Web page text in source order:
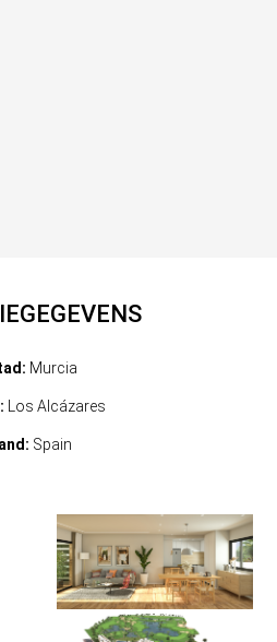
Murcia
Los Alcázares
land: Spain